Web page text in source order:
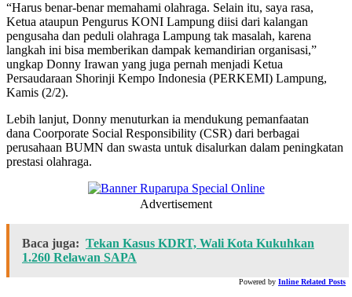
“Harus benar-benar memahami olahraga. Selain itu, saya rasa,
Ketua ataupun Pengurus KONI Lampung diisi dari kalangan
pengusaha dan peduli olahraga Lampung tak masalah, karena
langkah ini bisa memberikan dampak kemandirian organisasi,”
ungkap Donny Irawan yang juga pernah menjadi Ketua
Persaudaraan Shorinji Kempo Indonesia (PERKEMI) Lampung,
Kamis (2/2).
Lebih lanjut, Donny menuturkan ia mendukung pemanfaatan
dana Coorporate Social Responsibility (CSR) dari berbagai
perusahaan BUMN dan swasta untuk disalurkan dalam peningkatan
prestasi olahraga.
Advertisement
Baca juga: Tekan Kasus KDRT, Wali Kota Kukuhkan
1.260 Relawan SAPA
Powered by Inline Related Posts